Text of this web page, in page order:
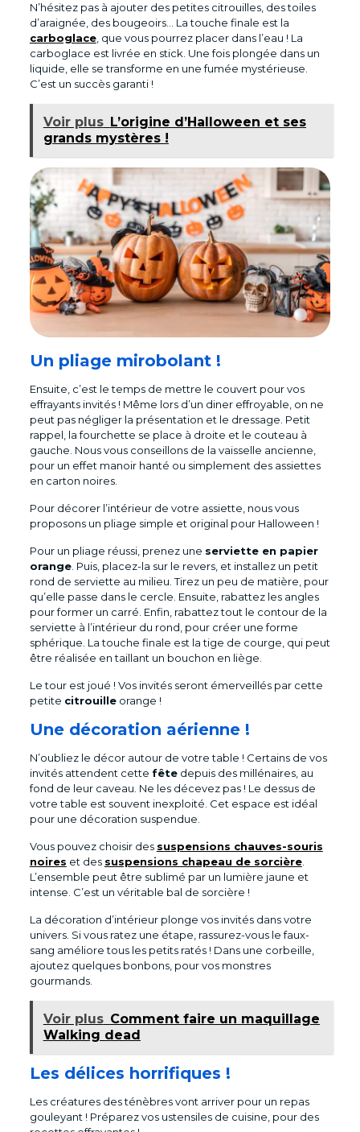
N’hésitez pas à ajouter des petites citrouilles, des toiles
d’araignée, des bougeoirs… La touche finale est la
carboglace, que vous pourrez placer dans l’eau ! La
carboglace est livrée en stick. Une fois plongée dans un
liquide, elle se transforme en une fumée mystérieuse.
C’est un succès garanti !
Voir plus L’origine d’Halloween et ses
grands mystères !
Un pliage mirobolant !
Ensuite, c’est le temps de mettre le couvert pour vos
effrayants invités ! Même lors d’un diner effroyable, on ne
peut pas négliger la présentation et le dressage. Petit
rappel, la fourchette se place à droite et le couteau à
gauche. Nous vous conseillons de la vaisselle ancienne,
pour un effet manoir hanté ou simplement des assiettes
en carton noires.
Pour décorer l’intérieur de votre assiette, nous vous
proposons un pliage simple et original pour Halloween !
Pour un pliage réussi, prenez une serviette en papier
orange. Puis, placez-la sur le revers, et installez un petit
rond de serviette au milieu. Tirez un peu de matière, pour
qu’elle passe dans le cercle. Ensuite, rabattez les angles
pour former un carré. Enfin, rabattez tout le contour de la
serviette à l’intérieur du rond, pour créer une forme
sphérique. La touche finale est la tige de courge, qui peut
être réalisée en taillant un bouchon en liège.
Le tour est joué ! Vos invités seront émerveillés par cette
petite citrouilleorange !
Une décoration aérienne !
N’oubliez le décor autour de votre table ! Certains de vos
invités attendent cette fêtedepuis des millénaires, au
fond de leur caveau. Ne les décevez pas ! Le dessus de
votre table est souvent inexploité. Cet espace est idéal
pour une décoration suspendue.
Vous pouvez choisir des suspensions chauves-souris
noires et des suspensions chapeau de sorcière.
L’ensemble peut être sublimé par un lumière jaune et
intense. C’est un véritable bal de sorcière !
La décoration d’intérieur plonge vos invités dans votre
univers. Si vous ratez une étape, rassurez-vous le faux-
sang améliore tous les petits ratés ! Dans une corbeille,
ajoutez quelques bonbons, pour vos monstres
gourmands.
Voir plus Comment faire un maquillage
Walking dead
Les délices horrifiques !
Les créatures des ténèbres vont arriver pour un repas
gouleyant ! Préparez vos ustensiles de cuisine, pour des